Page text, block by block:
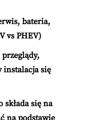
bateria,
vs PHEV)
instalacja się
się na
na podstawie